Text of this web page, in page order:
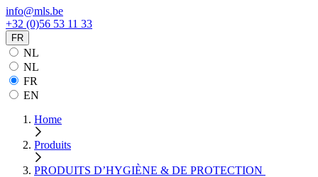
info@mls.be
+32 (0)56 53 11 33
FR
NL
NL
FR
EN
Home
Produits
PRODUITS D’HYGIÈNE & DE PROTECTION